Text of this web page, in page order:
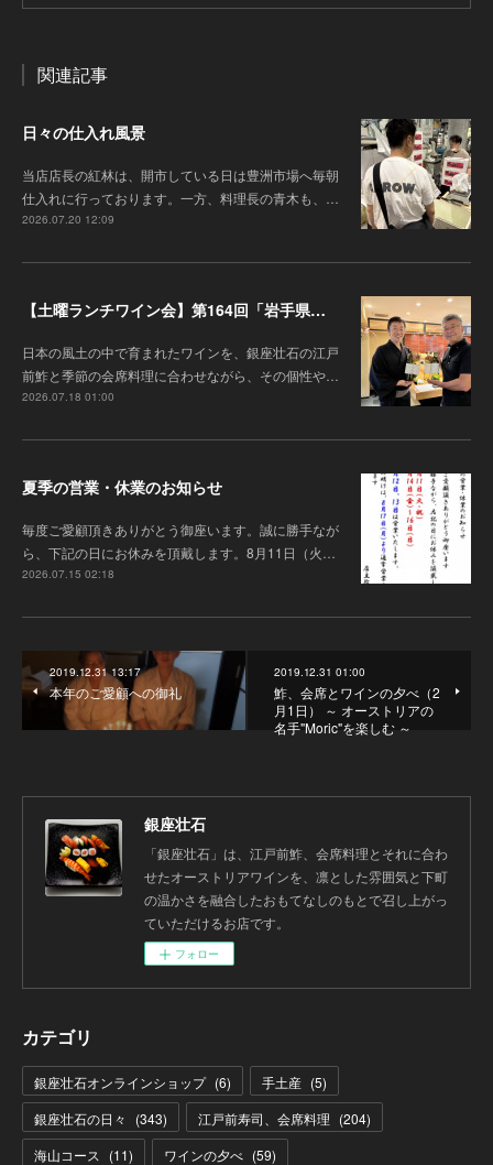
関連記事
日々の仕入れ風景
当店店長の紅林は、開市している日は豊洲市場へ毎朝
仕入れに行っております。一方、料理長の青木も、…
2026.07.20 12:09
【土曜ランチワイン会】第164回「岩手県『高橋葡萄園』のワインと江戸前鮓」
日本の風土の中で育まれたワインを、銀座壮石の江戸
前鮓と季節の会席料理に合わせながら、その個性や…
2026.07.18 01:00
夏季の営業・休業のお知らせ
毎度ご愛顧頂きありがとう御座います 。誠に勝手なが
ら、下記の日にお休みを頂戴します。8月11日（火…
2026.07.15 02:18
2019.12.31 13:17
本年のご愛顧への御礼
2019.12.31 01:00
鮓、会席とワインの夕べ（2
月1日） ～ オーストリアの
名手"Moric"を楽しむ ～
銀座壮石
「銀座壮石」は、江戸前鮓、会席料理とそれに合わ
せたオーストリアワインを、凛とした雰囲気と下町
の温かさを融合したおもてなしのもとで召し上がっ
ていただけるお店です。
フォロー
カテゴリ
銀座壮石オンラインショップ (6) 手土産 (5)
銀座壮石の日々
(343) 江戸前寿司、会席料理 (204)
海山コース
(11) ワインの夕べ (59)